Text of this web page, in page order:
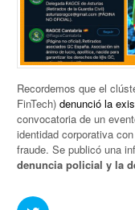
Recordemos que el
FinTech)denunció la
convocatoria de un
identidad corporativa
fraude. Se publicó una
denuncia policial y la